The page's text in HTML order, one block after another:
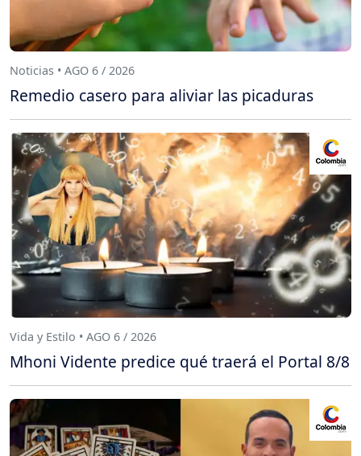
Noticias • AGO 6 / 2026
Remedio casero para aliviar las picaduras
Vida y Estilo • AGO 6 / 2026
Mhoni Vidente predice qué traerá el Portal 8/8